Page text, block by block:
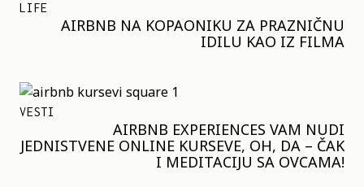
LIFE
AIRBNB NA KOPAONIKU ZA PRAZNIČNU
IDILU KAO IZ FILMA
VESTI
AIRBNB EXPERIENCES VAM NUDI
JEDNISTVENE ONLINE KURSEVE, OH, DA – ČAK
I MEDITACIJU SA OVCAMA!